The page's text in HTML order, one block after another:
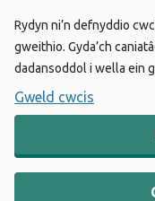
Rydyn ni’n defnyddio
gweithio. Gyda’ch
dadansoddol i wella ein
Gweld cwcis